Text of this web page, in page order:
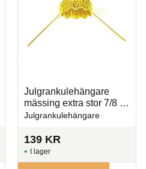
Julgrankulehängare
mässing extra stor 7/8 -
10 st,
Julgrankulehängare
139 KR
I lager